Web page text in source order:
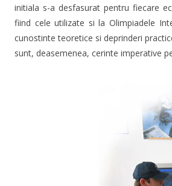
initiala s-a desfasurat pentru fiecare
fiind cele utilizate si la Olimpiadele
cunostinte teoretice si deprinderi
sunt, deasemenea, cerinte imperative